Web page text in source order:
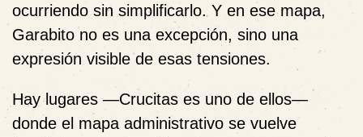
ocurriendo sin simplificarlo. Y en ese mapa,
Garabito no es una excepción, sino una
expresión visible de esas tensiones.
Hay lugares —Crucitas es uno de ellos—
donde el mapa administrativo se vuelve